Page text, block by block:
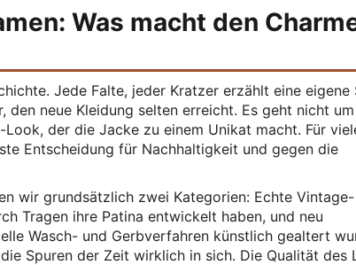
Was macht den
Jede Falte, jeder Kratzer erzählt eine eigene
neue Kleidung selten erreicht. Es geht nicht um
der die Jacke zu einem Unikat macht. Für
Entscheidung für Nachhaltigkeit und gegen die
wir grundsätzlich zwei Kategorien: Echte Vintage-
Tragen ihre Patina entwickelt haben, und neu
Wasch- und Gerbverfahren künstlich gealtert
Spuren der Zeit wirklich in sich. Die Qualität des